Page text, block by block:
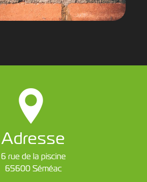
Adresse
6 rue de la piscine
65600 Séméac